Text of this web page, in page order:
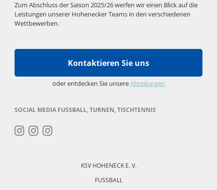
Zum Abschluss der Saison 2025/26 werfen wir einen Blick auf die
Leistungen unserer Hohenecker Teams in den verschiedenen
Wettbewerben.
Kontaktieren Sie uns
oder entdecken Sie unsereAbteilungen
SOCIAL MEDIA FUSSBALL, TURNEN, TISCHTENNIS
KSV HOHENECK E. V.
FUSSBALL